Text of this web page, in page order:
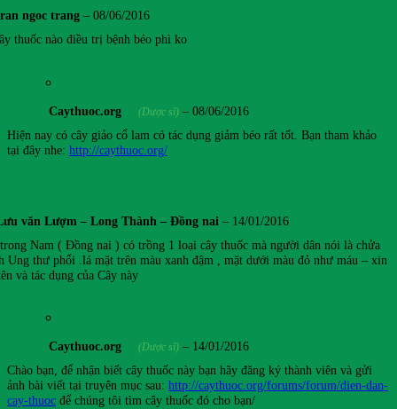
ngoc trang – 08/06/2016
thuốc nào điều trị bệnh béo phì ko
Caythuoc.org (Dược sĩ) – 08/06/2016
Hiện nay có cây giảo cổ lam có tác dụng giảm béo rất tốt. Bạn tham khảo
tại đây nhe: http://caythuoc.org/
văn Lượm – Long Thành – Đồng nai – 14/01/2016
Nam ( Đồng nai ) có trồng 1 loại cây thuốc mà người dân nói là chửa
Ung thư phổi .lá mặt trên màu xanh đậm , mặt dưới màu đỏ như máu – xin
và tác dụng của Cây này
Caythuoc.org (Dược sĩ) – 14/01/2016
Chào bạn, để nhận biết cây thuốc này bạn hãy đăng ký thành viên và gửi
ảnh bài viết tại truyên mục sau: http://caythuoc.org/forums/forum/dien-dan-
cay-thuoc để chúng tôi tìm cây thuốc đó cho bạn/